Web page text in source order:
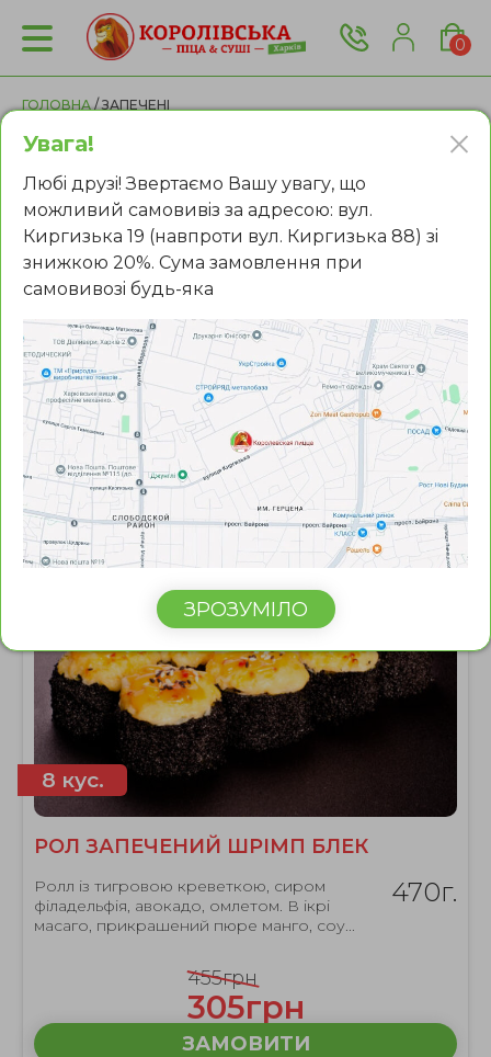
0
ГОЛОВНА/ ЗАПЕЧЕНІ
Роли з доставкою в Харкові
Фiльтри:
Популярне
Макі роли
Запечені
Футомакі
З лососем
З вугром
З креветкою
Солодкі
Філадельфія
Каліфорнія
Сортувати за:
8 кус.
РОЛ ЗАПЕЧЕНИЙ ШРІМП БЛЕК
Ролл із тигровою креветкою, сиром
філадельфія, авокадо, омлетом. В ікрі
масаго, прикрашений пюре манго, соу...
470г.
455грн
305грн
ЗАМОВИТИ
Увага!
Любi друзi! Звертаємо Вашу увагу, що
можливий самовивiз за адресою: вул.
Киргизька 19 (навпроти вул. Киргизька 88) зi
знижкою 20%. Сума замовлення при
самовивозi будь-яка
ЗРОЗУМІЛО